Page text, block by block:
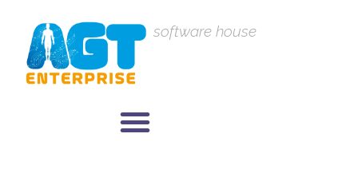
software house